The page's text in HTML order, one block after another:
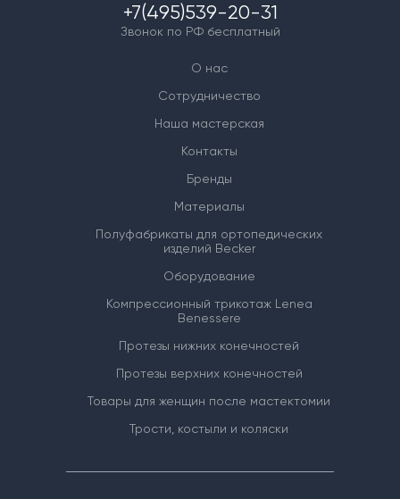
+7(495)539-20-31
Звонок по РФ бесплатный
О нас
Сотрудничество
Наша мастерская
Контакты
Бренды
Материалы
Полуфабрикаты для ортопедических
изделий Becker
Оборудование
Компрессионный трикотаж Lenea
Benessere
Протезы нижних конечностей
Протезы верхних конечностей
Товары для женщин после мастектомии
Трости, костыли и коляски